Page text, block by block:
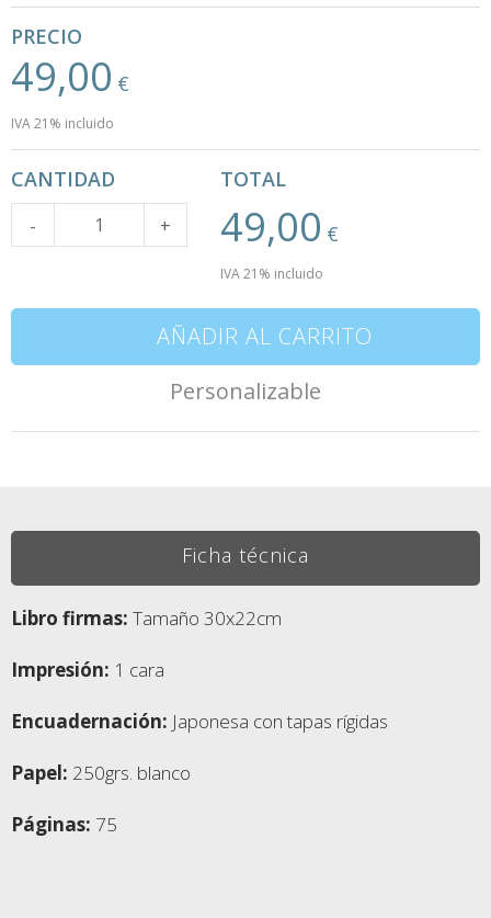
PRECIO
49,00€
IVA 21% incluido
CANTIDAD
-
Cantidad +
TOTAL
49,00€
IVA 21% incluido
AÑADIR AL CARRITO
Personalizable
Ficha técnica
Libro firmas: Tamaño 30x22cm
Impresión: 1 cara
Encuadernación: Japonesa con tapas rígidas
Papel: 250grs. blanco
Páginas: 75